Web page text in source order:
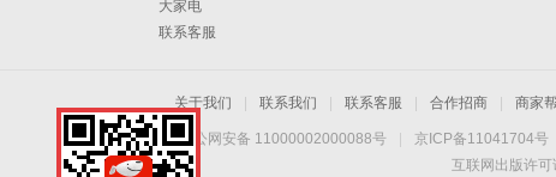
大家电
联系客服
关于我们 联系我们 联系客服 合作招商 商家
京公网安备 11000002000088号 京ICP备11041704号
互联网出版许